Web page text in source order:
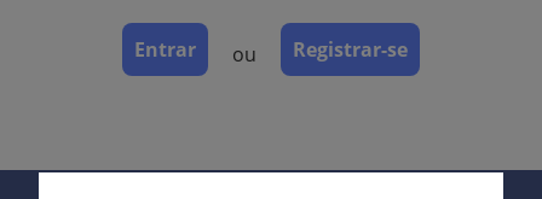
Entrar ou Registrar-se